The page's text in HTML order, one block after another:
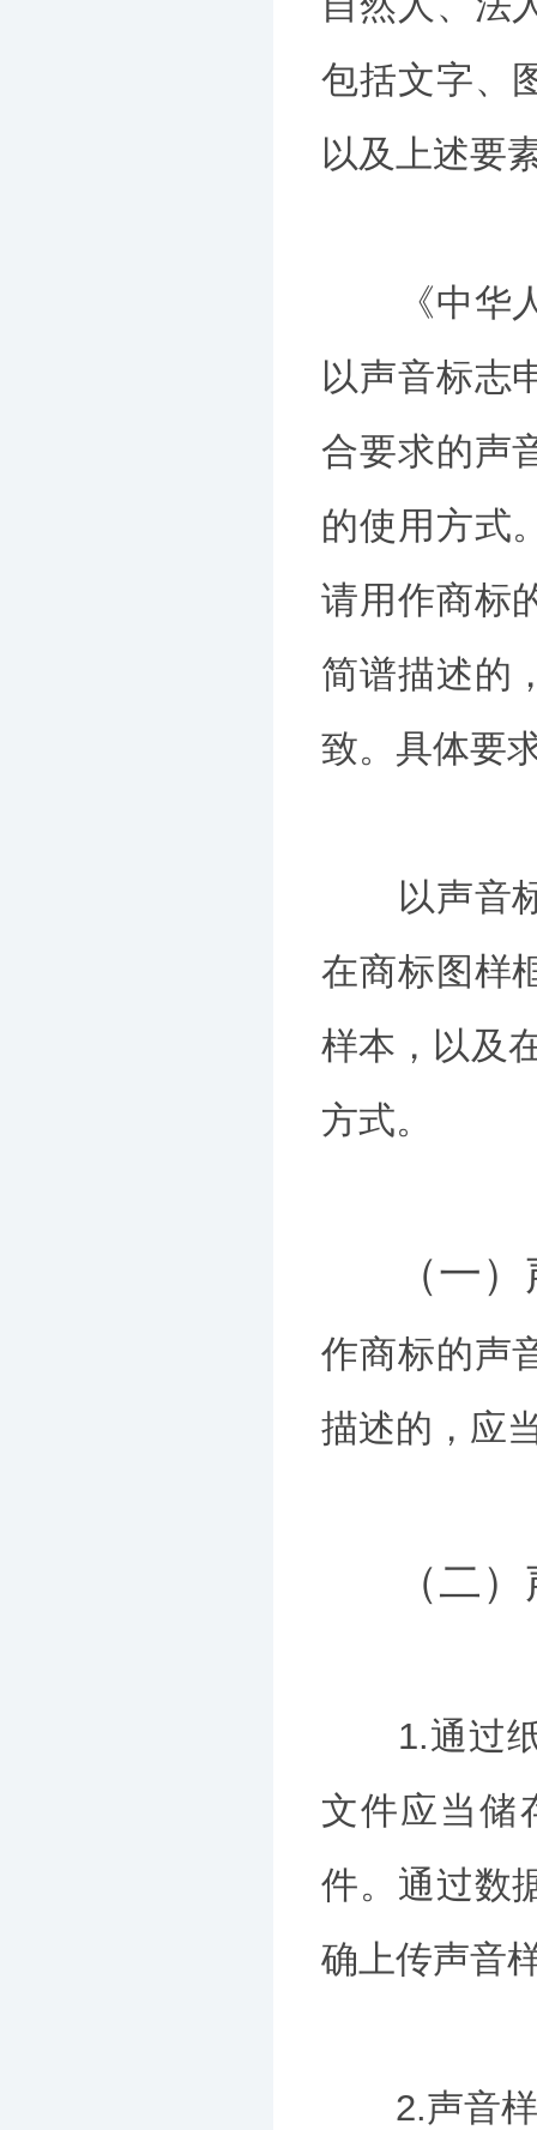
包括文字、
以及上述要
《中华人
以声音标志
合要求的声
的使用方式
请用作商标
简谱描述的
致。具体要
以声音标
在商标图样
样本，以及
方式。
（一
作商标的声
描述的，应
（二
1.通过纸
文件应当储
件。通过数
确上传声音
2.声音样